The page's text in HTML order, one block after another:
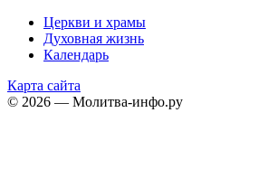
Церкви и храмы
Духовная жизнь
Календарь
Карта сайта
© 2026 — Молитва-инфо.ру